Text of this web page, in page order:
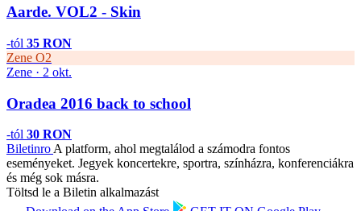
Aarde. VOL2 - Skin
-tól 35 RON
Zene O2
Zene · 2 okt.
Oradea 2016 back to school
-tól 30 RON
BiletinroA platform, ahol megtalálod a számodra fontos
eseményeket. Jegyek koncertekre, sportra, színházra, konferenciákra
és még sok másra.
Töltsd le a Biletin alkalmazást